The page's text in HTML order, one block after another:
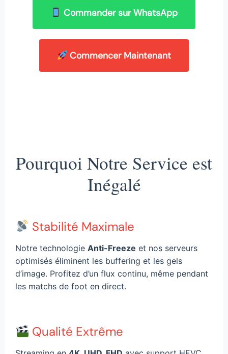
Commander sur WhatsApp
Commencer Maintenant
Pourquoi Notre Service est
Inégalé
Stabilité Maximale
Notre technologie Anti-Freeze et nos serveurs
optimisés éliminent les buffering et les gels
d’image. Profitez d’un flux continu, même pendant
les matchs de foot en direct.
Qualité Extrême